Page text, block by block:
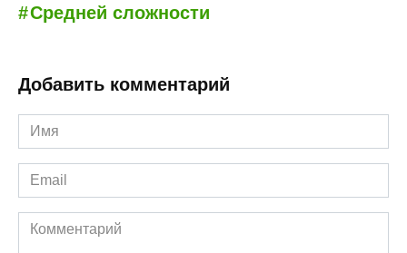
Средней сложности
Добавить комментарий
Имя
*
Email
*
Комментарий